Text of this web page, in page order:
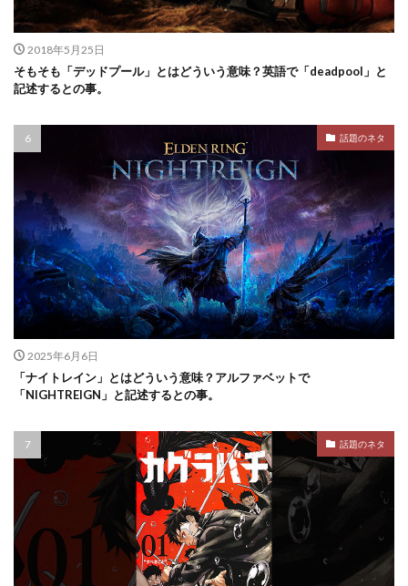
2018年5月25日
そもそも「デッドプール」とはどういう意味？英語で「deadpool」と
記述するとの事。
話題のネタ
2025年6月6日
「ナイトレイン」とはどういう意味？アルファベットで
「NIGHTREIGN」と記述するとの事。
話題のネタ